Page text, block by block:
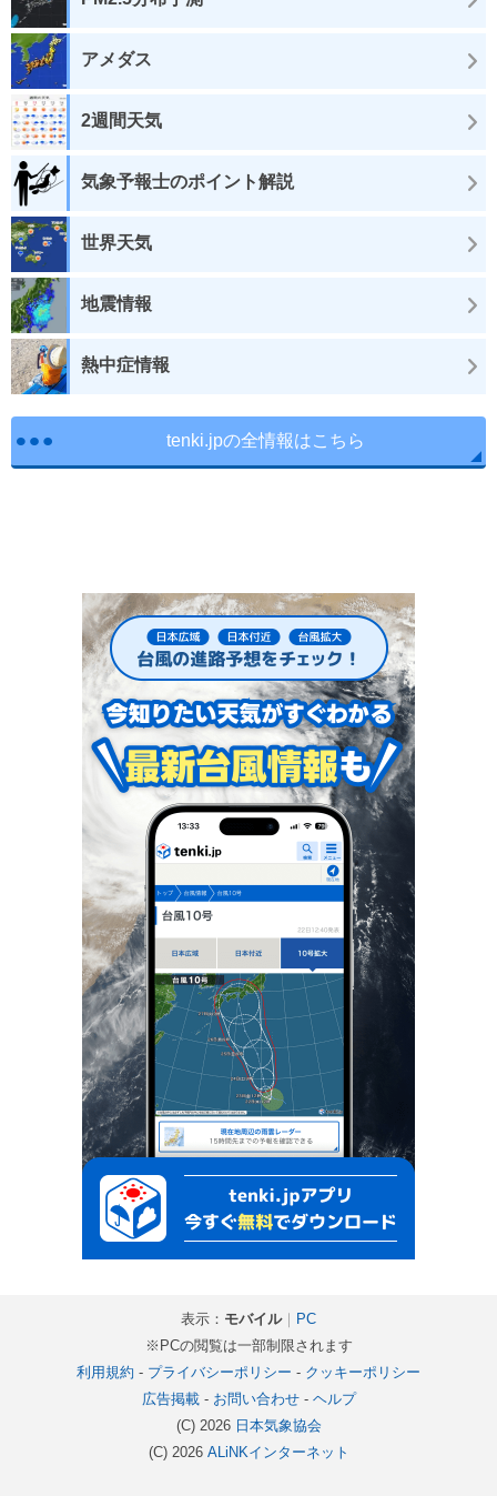
アメダス
2週間天気
気象予報士のポイント解説
世界天気
地震情報
熱中症情報
tenki.jpの全情報はこちら
表示： モバイル｜ PC
※PCの閲覧は一部制限されます
利用規約 - プライバシーポリシー - クッキーポリシー
広告掲載- お問い合わせ- ヘルプ
(C) 2026 日本気象協会
(C) 2026 ALiNKインターネット